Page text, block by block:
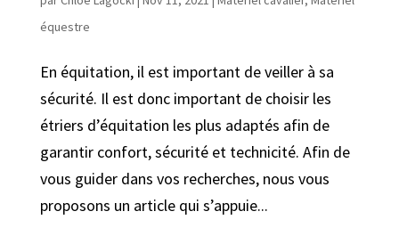
équestre
En équitation, il est important de veiller à sa
sécurité. Il est donc important de choisir les
étriers d’équitation les plus adaptés afin de
garantir confort, sécurité et technicité. Afin de
vous guider dans vos recherches, nous vous
proposons un article qui s’appuie...